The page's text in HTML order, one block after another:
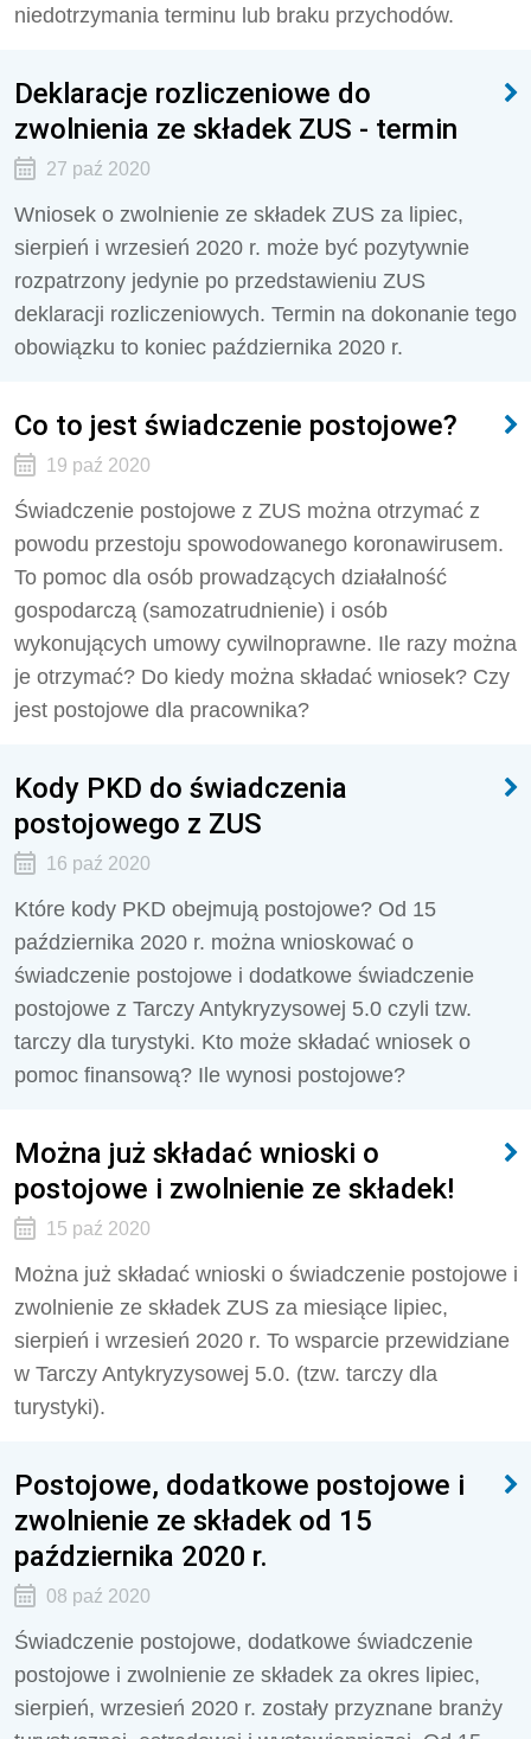
niedotrzymania terminu lub braku przychodów.
Deklaracje rozliczeniowe do
zwolnienia ze składek ZUS - termin
27 paź 2020
Wniosek o zwolnienie ze składek ZUS za lipiec,
sierpień i wrzesień 2020 r. może być pozytywnie
rozpatrzony jedynie po przedstawieniu ZUS
deklaracji rozliczeniowych. Termin na dokonanie tego
obowiązku to koniec października 2020 r.
Co to jest świadczenie postojowe?
19 paź 2020
Świadczenie postojowe z ZUS można otrzymać z
powodu przestoju spowodowanego koronawirusem.
To pomoc dla osób prowadzących działalność
gospodarczą (samozatrudnienie) i osób
wykonujących umowy cywilnoprawne. Ile razy można
je otrzymać? Do kiedy można składać wniosek? Czy
jest postojowe dla pracownika?
Kody PKD do świadczenia
postojowego z ZUS
16 paź 2020
Które kody PKD obejmują postojowe? Od 15
października 2020 r. można wnioskować o
świadczenie postojowe i dodatkowe świadczenie
postojowe z Tarczy Antykryzysowej 5.0 czyli tzw.
tarczy dla turystyki. Kto może składać wniosek o
pomoc finansową? Ile wynosi postojowe?
Można już składać wnioski o
postojowe i zwolnienie ze składek!
15 paź 2020
Można już składać wnioski o świadczenie postojowe i
zwolnienie ze składek ZUS za miesiące lipiec,
sierpień i wrzesień 2020 r. To wsparcie przewidziane
w Tarczy Antykryzysowej 5.0. (tzw. tarczy dla
turystyki).
Postojowe, dodatkowe postojowe i
zwolnienie ze składek od 15
października 2020 r.
08 paź 2020
Świadczenie postojowe, dodatkowe świadczenie
postojowe i zwolnienie ze składek za okres lipiec,
sierpień, wrzesień 2020 r. zostały przyznane branży